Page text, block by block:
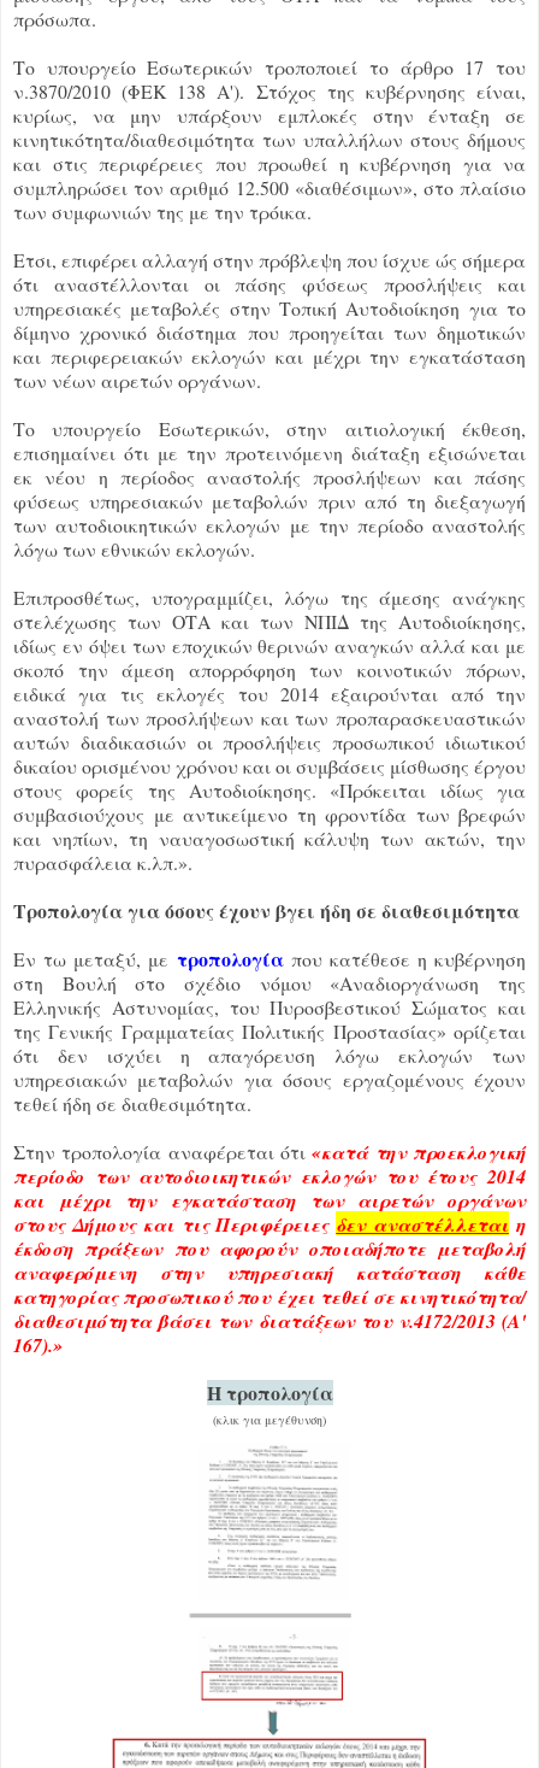
πρόσωπα.
Το υπουργείο Εσωτερικών τροποποιεί το άρθρο 17 του
ν.3870/2010 (ΦΕΚ 138 Α'). Στόχος της κυβέρνησης είναι,
κυρίως, να μην υπάρξουν εμπλοκές στην ένταξη σε
κινητικότητα/διαθεσιμότητα των υπαλλήλων στους δήμους
και στις περιφέρειες που προωθεί η κυβέρνηση για να
συμπληρώσει τον αριθμό 12.500 «διαθέσιμων», στο πλαίσιο
των συμφωνιών της με την τρόικα.
Ετσι, επιφέρει αλλαγή στην πρόβλεψη που ίσχυε ώς σήμερα
ότι αναστέλλονται οι πάσης φύσεως προσλήψεις και
υπηρεσιακές μεταβολές στην Τοπική Αυτοδιοίκηση για το
δίμηνο χρονικό διάστημα που προηγείται των δημοτικών
και περιφερειακών εκλογών και μέχρι την εγκατάσταση
των νέων αιρετών οργάνων.
Το υπουργείο Εσωτερικών, στην αιτιολογική έκθεση,
επισημαίνει ότι με την προτεινόμενη διάταξη εξισώνεται
εκ νέου η περίοδος αναστολής προσλήψεων και πάσης
φύσεως υπηρεσιακών μεταβολών πριν από τη διεξαγωγή
των αυτοδιοικητικών εκλογών με την περίοδο αναστολής
λόγω των εθνικών εκλογών.
Επιπροσθέτως, υπογραμμίζει, λόγω της άμεσης ανάγκης
στελέχωσης των ΟΤΑ και των ΝΠΙΔ της Αυτοδιοίκησης,
ιδίως εν όψει των εποχικών θερινών αναγκών αλλά και με
σκοπό την άμεση απορρόφηση των κοινοτικών πόρων,
ειδικά για τις εκλογές του 2014 εξαιρούνται από την
αναστολή των προσλήψεων και των προπαρασκευαστικών
αυτών διαδικασιών οι προσλήψεις προσωπικού ιδιωτικού
δικαίου ορισμένου χρόνου και οι συμβάσεις μίσθωσης έργου
στους φορείς της Αυτοδιοίκησης. «Πρόκειται ιδίως για
συμβασιούχους με αντικείμενο τη φροντίδα των βρεφών
και νηπίων, τη ναυαγοσωστική κάλυψη των ακτών, την
πυρασφάλεια κ.λπ.».
Τροπολογία για όσους έχουν βγει ήδη σε διαθεσιμότητα
Εν τω μεταξύ, με τροπολογίαπου κατέθεσε η κυβέρνηση
στη Βουλή στο σχέδιο νόμου «Αναδιοργάνωση της
Ελληνικής Αστυνομίας, του Πυροσβεστικού Σώματος και
της Γενικής Γραμματείας Πολιτικής Προστασίας» ορίζεται
ότι δεν ισχύει η απαγόρευση λόγω εκλογών των
υπηρεσιακών μεταβολών για όσους εργαζομένους έχουν
τεθεί ήδη σε διαθεσιμότητα.
Στην τροπολογία αναφέρεται ότι«κατά την προεκλογική
περίοδο των αυτοδιοικητικών εκλογών του έτους 2014
και μέχρι την εγκατάσταση των αιρετών οργάνων
στους Δήμους και τις Περιφέρειες δεν αναστέλλεται η
έκδοση πράξεων που αφορούν οποιαδήποτε μεταβολή
αναφερόμενη στην υπηρεσιακή κατάσταση κάθε
κατηγορίας προσωπικού που έχει τεθεί σε κινητικότητα/
διαθεσιμότητα βάσει των διατάξεων του ν.4172/2013 (Α'
167).»
Η τροπολογία
(κλικ για μεγέθυνση)